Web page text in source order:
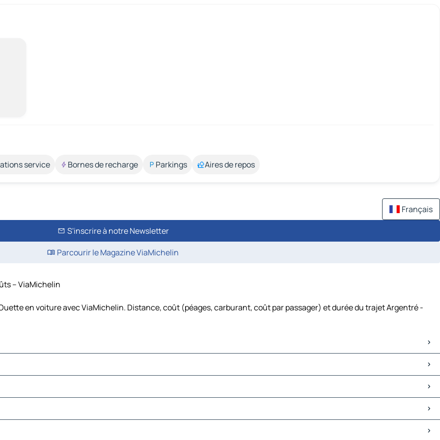
service Bornes de recharge Parkings Aires de repos
Français
S'inscrire à notre Newsletter
Parcourir le Magazine ViaMichelin
– ViaMichelin
en voiture avec ViaMichelin. Distance, coût (péages, carburant, coût par passager) et durée du trajet Argentré -